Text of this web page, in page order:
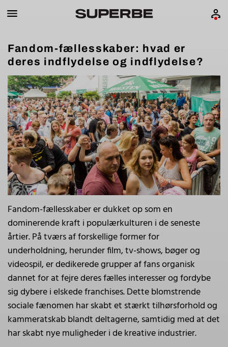
Fandom-fællesskaber: hvad er
deres indflydelse og indflydelse?
Fandom-fællesskaber er dukket op som en
dominerende kraft i populærkulturen i de seneste
årtier. På tværs af forskellige former for
underholdning, herunder film, tv-shows, bøger og
videospil, er dedikerede grupper af fans organisk
dannet for at fejre deres fælles interesser og fordybe
sig dybere i elskede franchises. Dette blomstrende
sociale fænomen har skabt et stærkt tilhørsforhold og
kammeratskab blandt deltagerne, samtidig med at det
har skabt nye muligheder i de kreative industrier.